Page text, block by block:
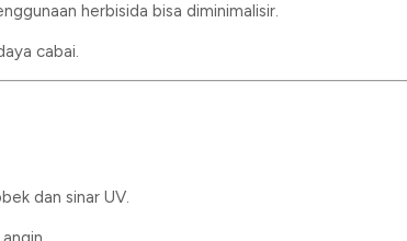
herbisida bisa diminimalisir.
cabai.
dan sinar UV.